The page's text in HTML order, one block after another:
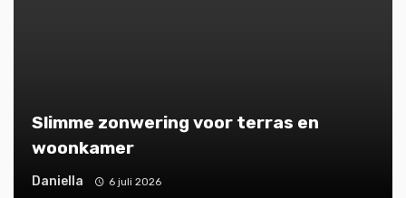
Slimme zonwering voor terras en
woonkamer
Daniella 6 juli 2026